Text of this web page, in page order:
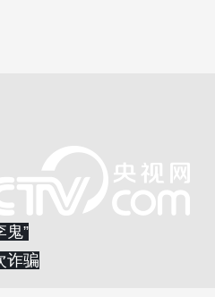
知识！
鬼”
诈骗